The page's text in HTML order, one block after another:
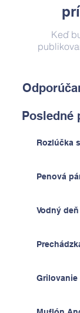
Keď
Posledné
Rozlúčka
Penová
Vodný
Grilovanie